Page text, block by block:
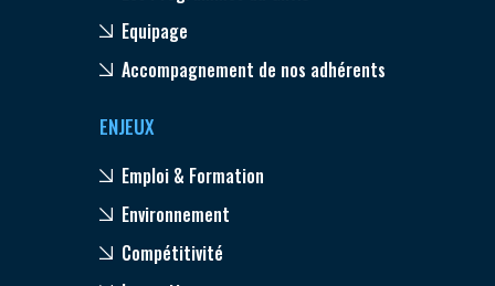
Equipage
Accompagnement de nos adhérents
ENJEUX
Emploi & Formation
Environnement
Compétitivité